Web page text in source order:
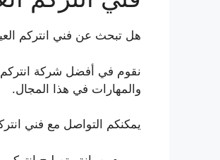
هل تبحث عن فني انتركم
نقوم في أفضل شركة انتركم
والمهارات في هذا المجال.
يمكنكم التواصل مع فني